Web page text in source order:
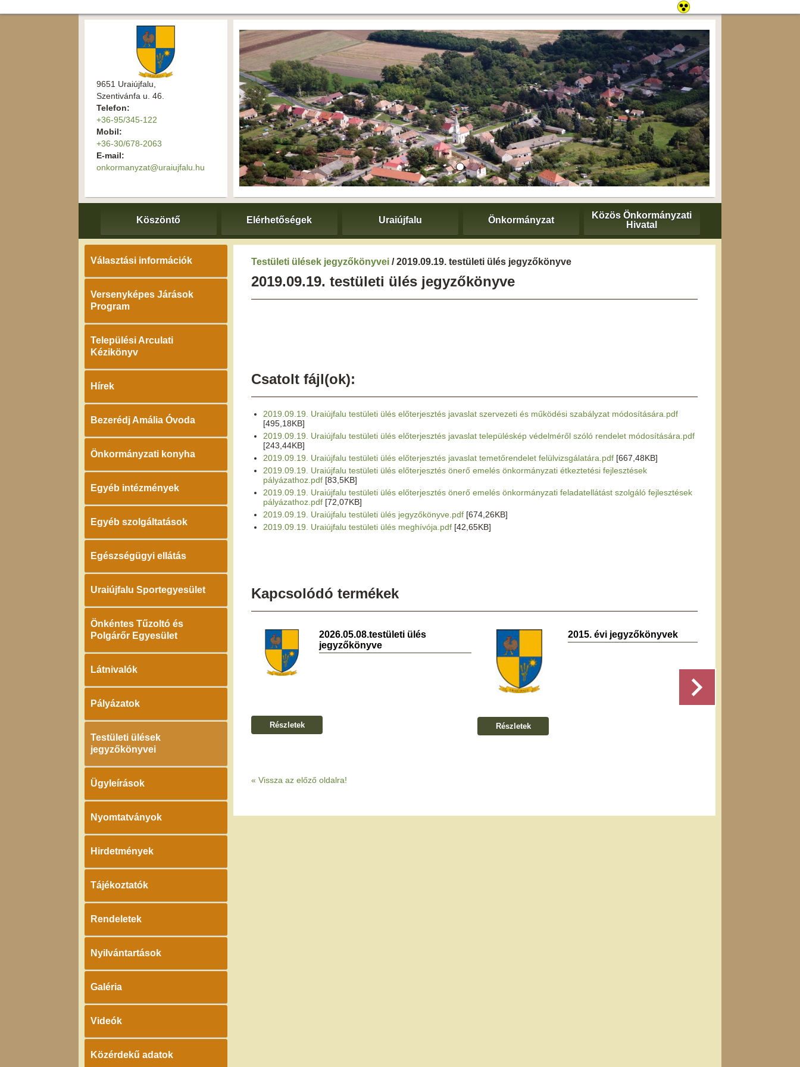
9651 Uraiújfalu,
Szentivánfa u. 46.
Telefon:
+36-95/345-122
Mobil:
+36-30/678-2063
E-mail:
onkormanyzat@uraiujfalu.hu
Köszöntő Elérhetőségek Uraiújfalu Önkormányzat
Közös Önkormányzati
Hivatal
Választási információk
Versenyképes Járások
Program
Települési Arculati
Kézikönyv
Hírek
Bezerédj Amália Óvoda
Önkormányzati konyha
Egyéb intézmények
Egyéb szolgáltatások
Egészségügyi ellátás
Uraiújfalu Sportegyesület
Önkéntes Tűzoltó és
Polgárőr Egyesület
Látnivalók
Pályázatok
Testületi ülések
jegyzőkönyvei
Ügyleírások
Nyomtatványok
Hirdetmények
Tájékoztatók
Rendeletek
Nyilvántartások
Galéria
Videók
Közérdekű adatok
Testületi ülések jegyzőkönyvei / 2019.09.19. testületi ülés jegyzőkönyve
2019.09.19. testületi ülés jegyzőkönyve
Csatolt fájl(ok):
2019.09.19. Uraiújfalu testületi ülés előterjesztés javaslat szervezeti és működési szabályzat módosítására.pdf
[495,18KB]
2019.09.19. Uraiújfalu testületi ülés előterjesztés javaslat településkép védelméről szóló rendelet módosítására.pdf
[243,44KB]
2019.09.19. Uraiújfalu testületi ülés előterjesztés javaslat temetőrendelet felülvizsgálatára.pdf [667,48KB]
2019.09.19. Uraiújfalu testületi ülés előterjesztés önerő emelés önkormányzati étkeztetési fejlesztések
pályázathoz.pdf [83,5KB]
2019.09.19. Uraiújfalu testületi ülés előterjesztés önerő emelés önkormányzati feladatellátást szolgáló fejlesztések
pályázathoz.pdf [72,07KB]
2019.09.19. Uraiújfalu testületi ülés jegyzőkönyve.pdf [674,26KB]
2019.09.19. Uraiújfalu testületi ülés meghívója.pdf [42,65KB]
Kapcsolódó termékek
2026.05.08.testületi ülés
jegyzőkönyve
Részletek
2015. évi jegyzőkönyvek
Részletek
« Vissza az előző oldalra!